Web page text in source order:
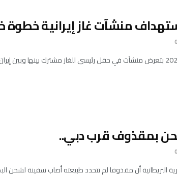
منشآت غاز إيرانية
بمقذوف قرب دبي..
البريطانية ‌أن مقذوفا ⁠لم تتحدد ​طبيعته أصاب ⁠سفينة لشحن البضائع